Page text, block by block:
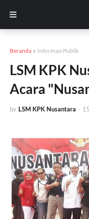
Beranda Informasi Publik
LSM KPK
Acara
by LSM KPK Nusantara -